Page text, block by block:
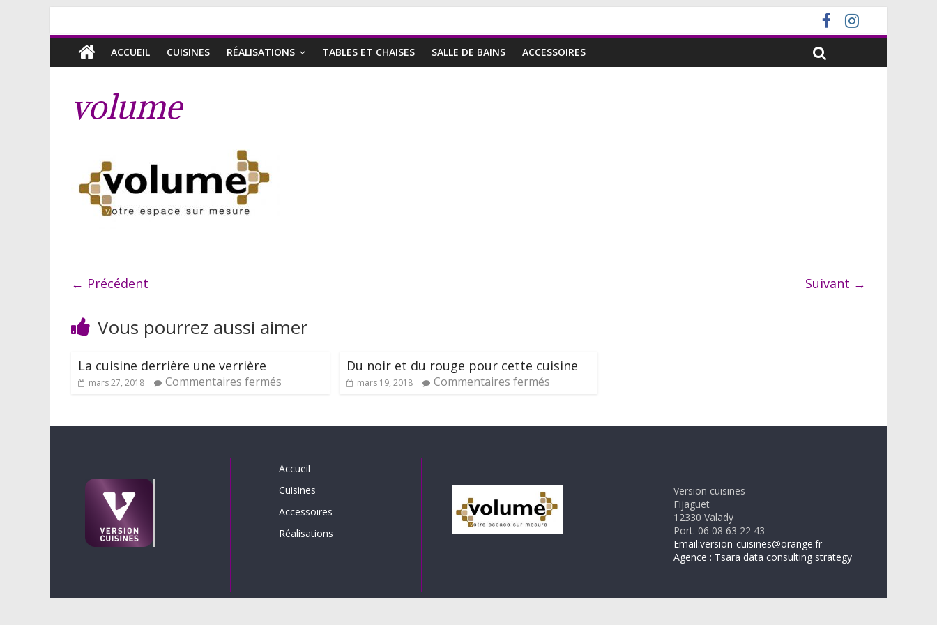
ACCUEIL CUISINES RÉALISATIONS TABLES ET CHAISES SALLE DE BAINS ACCESSOIRES
volume
← Précédent Suivant →
Vous pourrez aussi aimer
La cuisine derrière une verrière
mars 27, 2018 Commentaires fermés
Du noir et du rouge pour cette cuisine
mars 19, 2018 Commentaires fermés
Accueil
Cuisines
Accessoires
Réalisations
Version cuisines
Fijaguet
12330 Valady
Port. 06 08 63 22 43
Email:version-cuisines@orange.fr
Agence : Tsara data consulting strategy